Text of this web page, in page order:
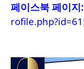
페이스북 페이지: